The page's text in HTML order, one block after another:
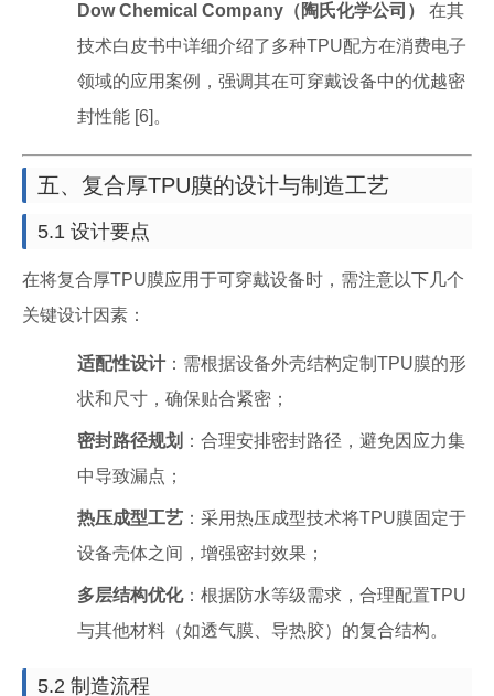
Dow Chemical Company（陶氏化学公司）
在其
技术白皮书中详细介绍了多种TPU配方在消费电子
领域的应用案例，强调其在可穿戴设备中的优越密
封性能 [6]。
五、复合厚TPU膜的设计与制造工艺
5.1 设计要点
在将复合厚TPU膜应用于可穿戴设备时，需注意以下几个
关键设计因素：
适配性设计：需根据设备外壳结构定制TPU膜的形
状和尺寸，确保贴合紧密；
密封路径规划 ：合理安排密封路径，避免因应力集
中导致漏点；
热压成型工艺 ：采用热压成型技术将TPU膜固定于
设备壳体之间，增强密封效果；
多层结构优化：根据防水等级需求，合理配置TPU
与其他材料（如透气膜、导热胶）的复合结构。
5.2 制造流程